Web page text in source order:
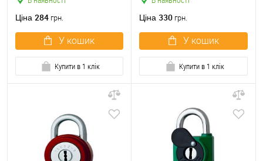
Ціна 284 грн.
У кошик
Купити в 1 клік
Ціна 330 грн.
У кошик
Купити в 1 клік